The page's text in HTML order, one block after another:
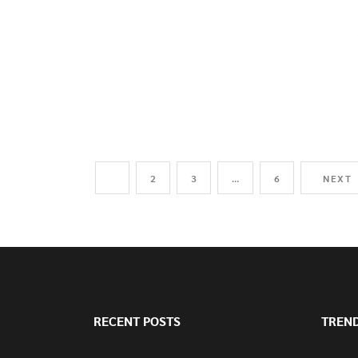
2 3 … 6 NEXT
RECENT POSTS